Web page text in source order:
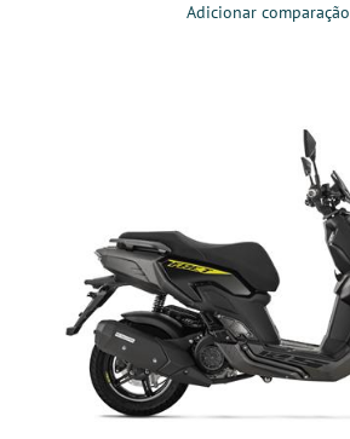
Adicionar comparação